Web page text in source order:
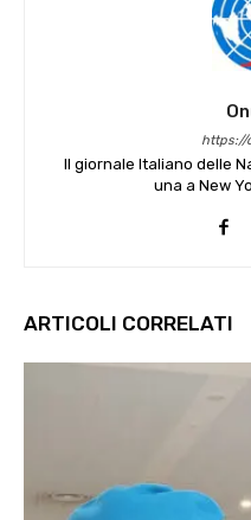
https://
Il giornale Italiano delle
una a New
ARTICOLI CORRELATI